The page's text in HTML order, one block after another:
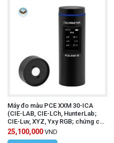
Máy đo màu PCE XXM 30-ICA
(CIE-LAB, CIE-LCh, HunterLab;
CIE-Luv, XYZ, Yxy RGB; chứng chỉ
ISO)
25,100,000 VND